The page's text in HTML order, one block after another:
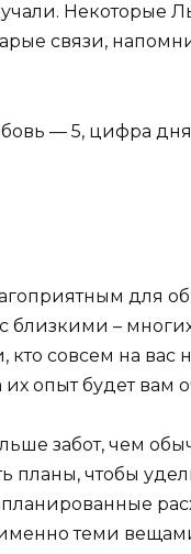
Некоторые
связи,
— 5, цифра
для
близкими –
кто совсем на
их опыт будет вам
забот, чем
планы, чтобы
теми